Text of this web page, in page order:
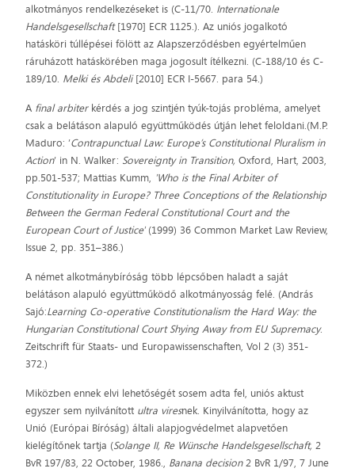
alkotmányos rendelkezéseket is (C-11/70. Internationale
Handelsgesellschaft[1970] ECR 1125.). Az uniós jogalkotó
hatásköri túllépései fölött az Alapszerződésben egyértelműen
ráruházott hatáskörében maga jogosult ítélkezni. (C-188/10 és C-
189/10. Melki és Abdeli[2010] ECR I-5667. para 54.)
A final arbiterkérdés a jog szintjén tyúk-tojás probléma, amelyet
csak a belátáson alapuló együttműködés útján lehet feloldani.(M.P.
Maduro: ’Contrapunctual Law: Europe’s Constitutional Pluralism in
Action’ in N. Walker: Sovereignty in Transition,Oxford, Hart, 2003,
pp.501-537; Mattias Kumm, 'Who is the Final Arbiter of
Constitutionality in Europe? Three Conceptions of the Relationship
Between the German Federal Constitutional Court and the
European Court of Justice'(1999) 36 Common Market Law Review,
Issue 2, pp. 351–386.)
A német alkotmánybíróság több lépcsőben haladt a saját
belátáson alapuló együttműködő alkotmányosság felé. (András
Sajó:Learning Co-operative Constitutionalism the Hard Way: the
Hungarian Constitutional Court Shying Away from EU Supremacy.
Zeitschrift für Staats- und Europawissenschaften, Vol 2 (3) 351-
372.)
Miközben ennek elvi lehetőségét sosem adta fel, uniós aktust
egyszer sem nyilvánított ultra viresnek. Kinyilvánította, hogy az
Unió (Európai Bíróság) általi alapjogvédelmet alapvetően
kielégítőnek tartja (Solange II, Re Wünsche Handelsgesellschaft,2
BvR 197/83, 22 October, 1986., Banana decision2 BvR 1/97, 7 June